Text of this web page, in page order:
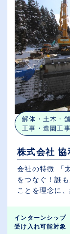
解体・土木・
工事・造園工
株式会社 協
会社の特徴 「
をつなぐ！誰
ことを理念に
インターンシップ
受け入れ可能対象